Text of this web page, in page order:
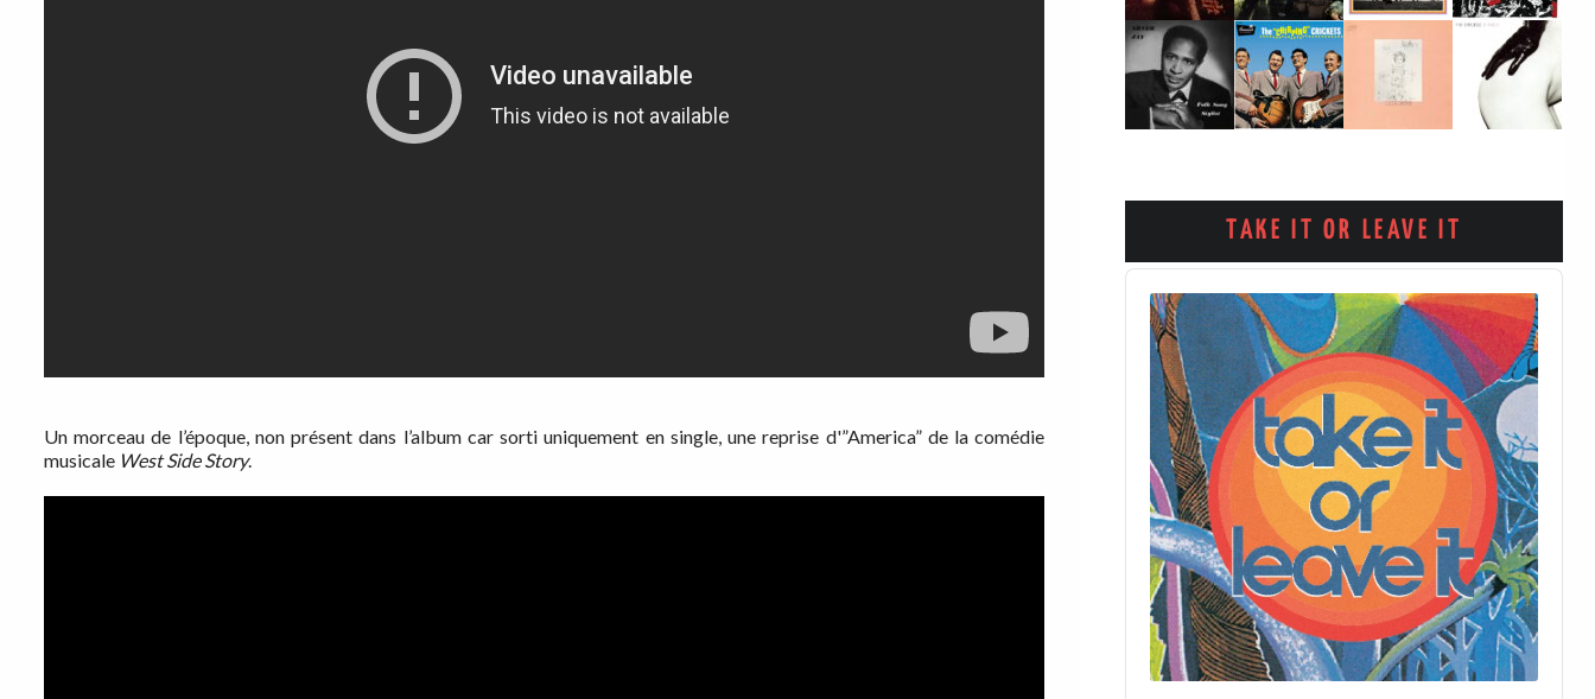
Un morceau de l’époque, non présent dans l’album car sorti uniquement en single, une reprise d'”America” de la comédie
musicale West Side Story.
TAKE IT OR LEAVE IT
Audio
Player